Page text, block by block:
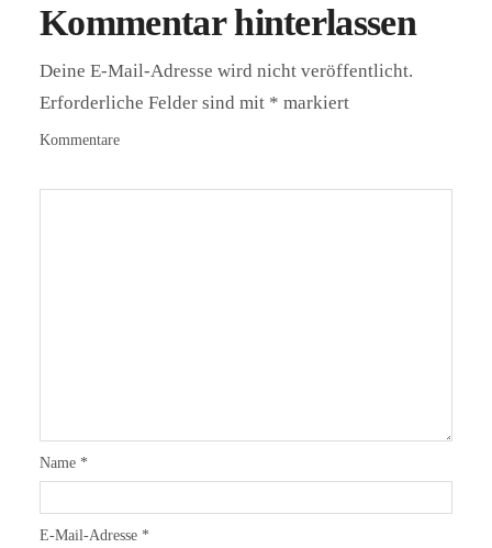
Kommentar hinterlassen
Deine E-Mail-Adresse wird nicht veröffentlicht.
Erforderliche Felder sind mit * markiert
Kommentare
Name *
E-Mail-Adresse *